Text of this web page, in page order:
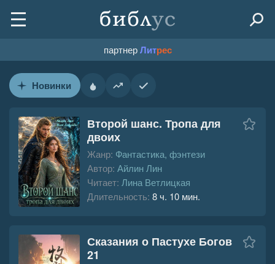
партнерЛитрес
Новинки
Второй шанс. Тропа для
двоих
Жанр: Фантастика, фэнтези
Автор: Айлин Лин
Читает: Лина Ветлицкая
Длительность: 8 ч. 10 мин.
Сказания о Пастухе Богов
21